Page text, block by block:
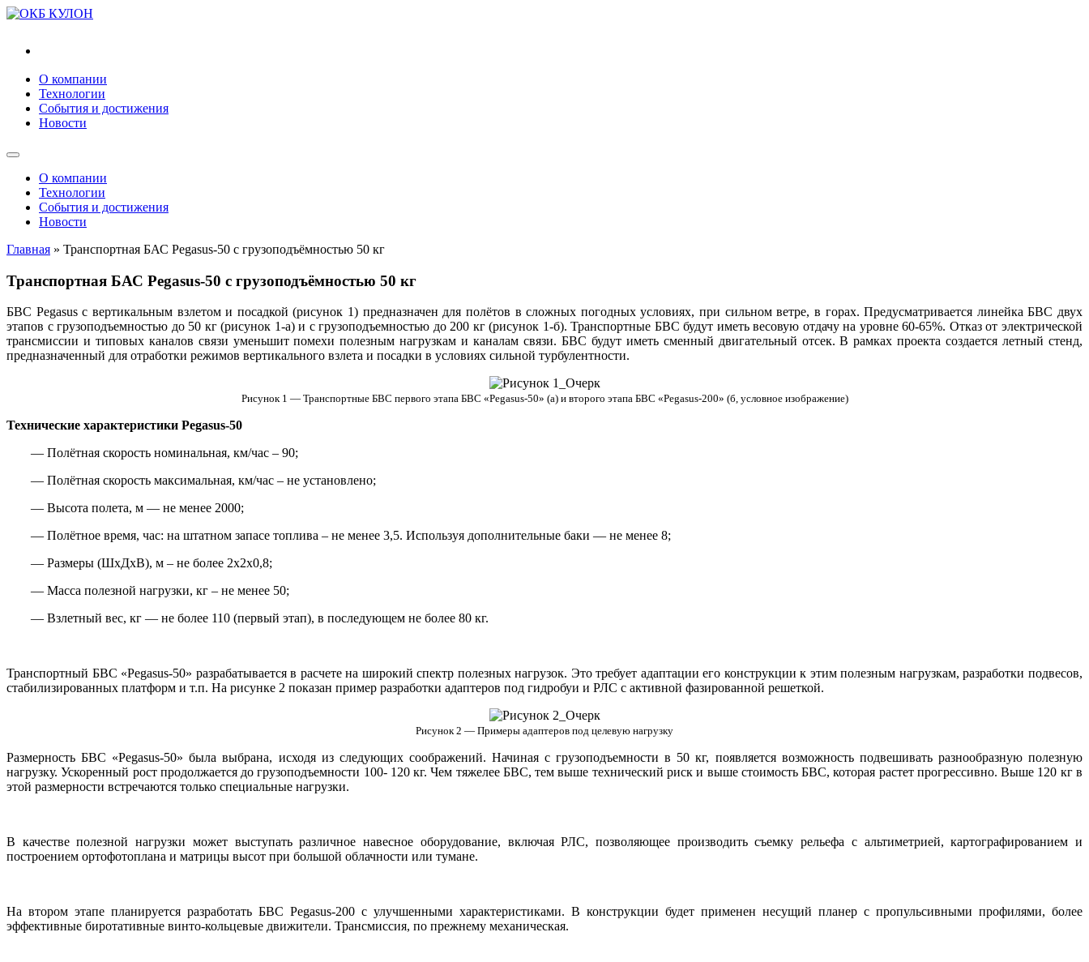
О компании
Технологии
События и достижения
Новости
О компании
Технологии
События и достижения
Новости
Главная » Транспортная БАС Pegasus-50 с грузоподъёмностью 50 кг
Транспортная БАС Pegasus-50 с грузоподъёмностью 50 кг
БВС Pegasus с вертикальным взлетом и посадкой (рисунок 1) предназначен для полётов в сложных погодных условиях, при сильном ветре, в горах. Предусматривается линейка БВС двух
этапов с грузоподъемностью до 50 кг (рисунок 1-а) и с грузоподъемностью до 200 кг (рисунок 1-б). Транспортные БВС будут иметь весовую отдачу на уровне 60-65%. Отказ от электрической
трансмиссии и типовых каналов связи уменьшит помехи полезным нагрузкам и каналам связи. БВС будут иметь сменный двигательный отсек. В рамках проекта создается летный стенд,
предназначенный для отработки режимов вертикального взлета и посадки в условиях сильной турбулентности.
Рисунок 1 — Транспортные БВС первого этапа БВС «Pegasus-50» (а) и второго этапа БВС «Pegasus-200» (б, условное изображение)
Технические характеристики Pegasus-50
— Полётная скорость номинальная, км/час – 90;
— Полётная скорость максимальная, км/час – не установлено;
— Высота полета, м — не менее 2000;
— Полётное время, час: на штатном запасе топлива – не менее 3,5. Используя дополнительные баки — не менее 8;
— Размеры (ШхДхВ), м – не более 2х2х0,8;
— Масса полезной нагрузки, кг – не менее 50;
— Взлетный вес, кг — не более 110 (первый этап), в последующем не более 80 кг.
Транспортный БВС «Pegasus-50» разрабатывается в расчете на широкий спектр полезных нагрузок. Это требует адаптации его конструкции к этим полезным нагрузкам, разработки подвесов,
стабилизированных платформ и т.п. На рисунке 2 показан пример разработки адаптеров под гидробуи и РЛС с активной фазированной решеткой.
Рисунок 2 — Примеры адаптеров под целевую нагрузку
Размерность БВС «Pegasus-50» была выбрана, исходя из следующих соображений. Начиная с грузоподъемности в 50 кг, появляется возможность подвешивать разнообразную полезную
нагрузку. Ускоренный рост продолжается до грузоподъемности 100- 120 кг. Чем тяжелее БВС, тем выше технический риск и выше стоимость БВС, которая растет прогрессивно. Выше 120 кг в
этой размерности встречаются только специальные нагрузки.
В качестве полезной нагрузки может выступать различное навесное оборудование, включая РЛС, позволяющее производить съемку рельефа с альтиметрией, картографированием и
построением ортофотоплана и матрицы высот при большой облачности или тумане.
На втором этапе планируется разработать БВС Pegasus-200 с улучшенными характеристиками. В конструкции будет применен несущий планер с пропульсивными профилями, более
эффективные биротативные винто-кольцевые движители. Трансмиссия, по прежнему механическая.